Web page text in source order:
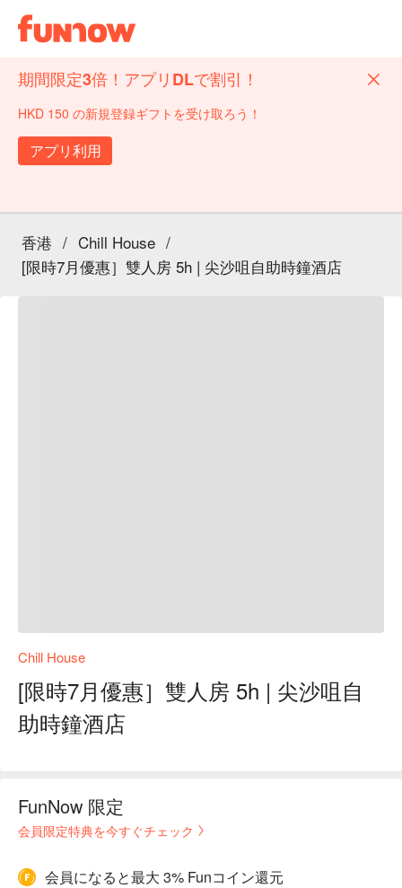
期間限定3倍！アプリDLで割引！
HKD 150 の新規登録ギフトを受け取ろう！
アプリ利用
香港 / Chill House /
[限時7月優惠］雙人房 5h | 尖沙咀自助時鐘酒店
Chill House
[限時7月優惠］雙人房 5h | 尖沙咀自
助時鐘酒店
FunNow 限定
会員限定特典を今すぐチェック
会員になると最大 3% Funコイン還元